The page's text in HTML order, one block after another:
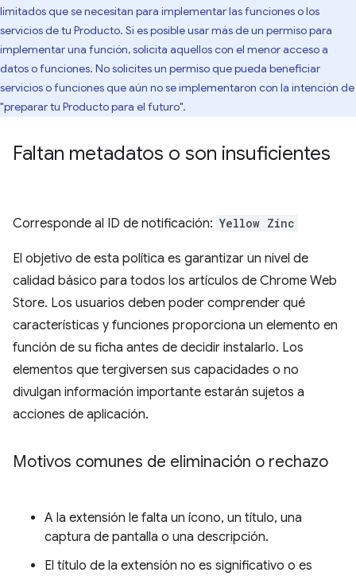
limitados que se necesitan para implementar las funciones o los
servicios de tu Producto. Si es posible usar más de un permiso para
implementar una función, solicita aquellos con el menor acceso a
datos o funciones. No solicites un permiso que pueda beneficiar
servicios o funciones que aún no se implementaron con la intención de
"preparar tu Producto para el futuro".
Faltan metadatos o son insuficientes
Corresponde al ID de notificación: Yellow Zinc
El objetivo de esta política es garantizar un nivel de
calidad básico para todos los artículos de Chrome Web
Store. Los usuarios deben poder comprender qué
características y funciones proporciona un elemento en
función de su ficha antes de decidir instalarlo. Los
elementos que tergiversen sus capacidades o no
divulgan información importante estarán sujetos a
acciones de aplicación.
Motivos comunes de eliminación o rechazo
A la extensión le falta un ícono, un título, una
captura de pantalla o una descripción.
El título de la extensión no es significativo o es